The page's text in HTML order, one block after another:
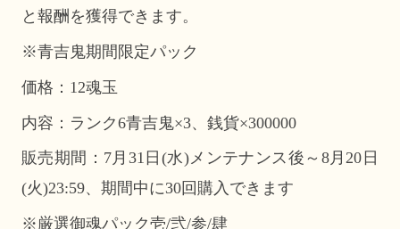
と報酬を獲得できます。
※青吉鬼期間限定パック
価格：12魂玉
内容：ランク6青吉鬼×3、銭貨×300000
販売期間：7月31日(水)メンテナンス後～8月20日
(火)23:59、期間中に30回購入できます
※厳選御魂パック壱/弐/参/肆